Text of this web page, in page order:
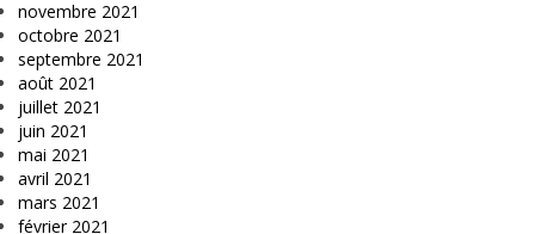
novembre 2021
octobre 2021
septembre 2021
août 2021
juillet 2021
juin 2021
mai 2021
avril 2021
mars 2021
février 2021